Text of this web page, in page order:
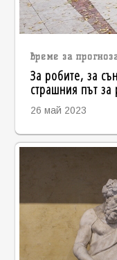
време за
За робите, за
страшния път за
26 май 2023